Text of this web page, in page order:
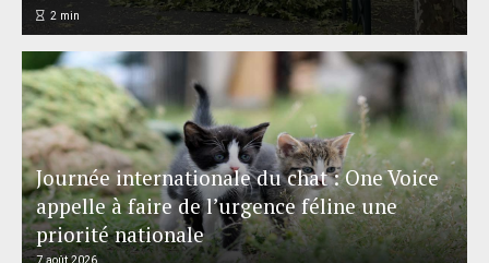
2 min
Journée internationale du chat : One Voice
appelle à faire de l’urgence féline une
priorité nationale